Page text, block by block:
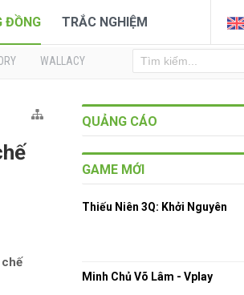
ĐỒNG TRẮC NGHIỆM
WALLACY
QUẢNG CÁO
GAME MỚI
Thiếu Niên 3Q: Khởi Nguyên
Minh Chủ Võ Lâm - Vplay